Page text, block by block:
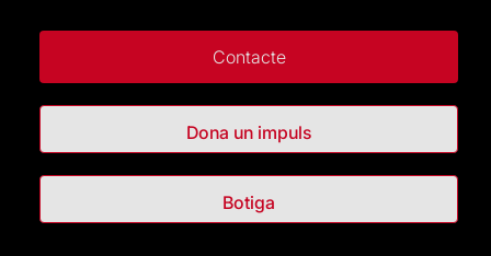
Contacte
Dona un impuls
Botiga